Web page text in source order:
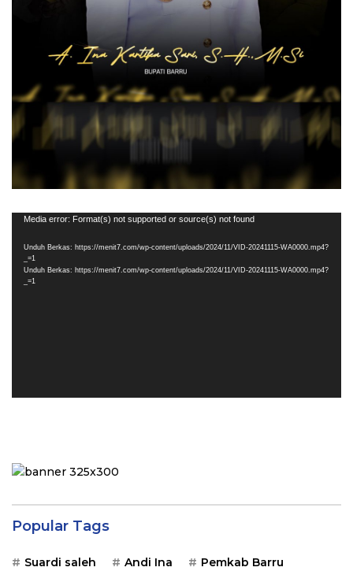
Pemutar
Media error: Format(s) not supported or source(s) not found
Unduh Berkas: https://menit7.com/wp-content/uploads/2024/11/VID-20241115-WA0000.mp4?
_=1
Unduh Berkas: https://menit7.com/wp-content/uploads/2024/11/VID-20241115-WA0000.mp4?
_=1
Popular Tags
Suardi saleh Andi Ina Pemkab Barru